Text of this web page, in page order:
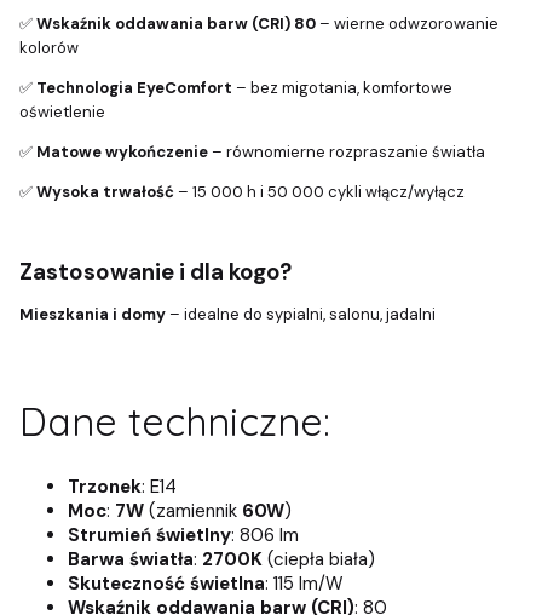
✅Wskaźnik oddawania barw (CRI) 80 – wierne odwzorowanie
kolorów
✅ Technologia EyeComfort – bez migotania, komfortowe
oświetlenie
✅ Matowe wykończenie – równomierne rozpraszanie światła
✅Wysoka trwałość – 15 000 h i 50 000 cykli włącz/wyłącz
Zastosowanie i dla kogo?
Mieszkania i domy – idealne do sypialni, salonu, jadalni
Dane techniczne:
Trzonek: E14
Moc: 7W (zamiennik 60W)
Strumień świetlny: 806 lm
Barwa światła: 2700K (ciepła biała)
Skuteczność świetlna: 115 lm/W
Wskaźnik oddawania barw (CRI): 80